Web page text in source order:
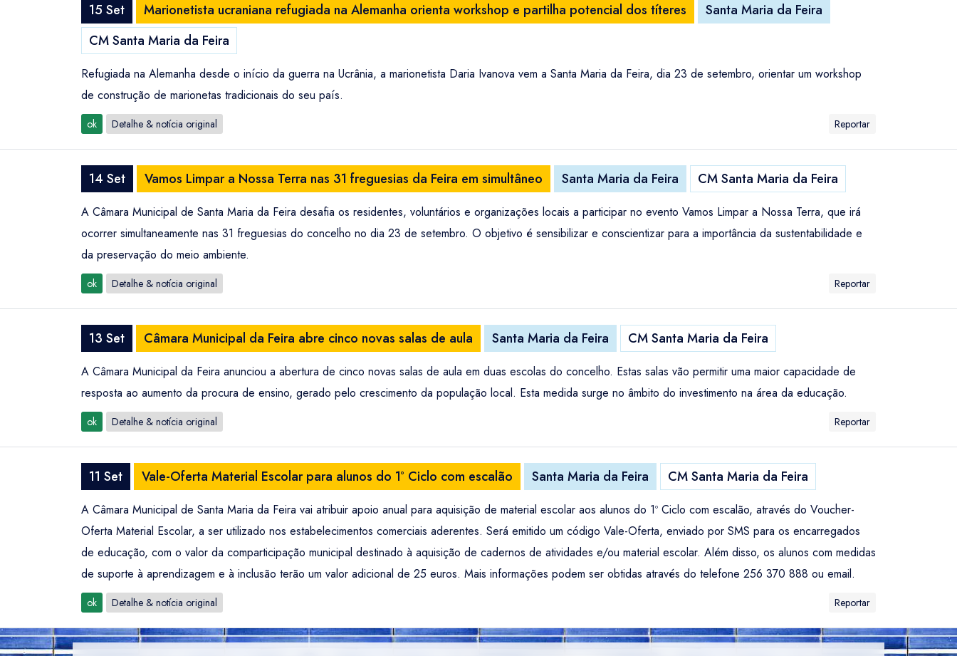
15 Set Marionetista ucraniana refugiada na Alemanha orienta workshop e partilha potencial dos títeres
Santa Maria da Feira
CM Santa Maria da Feira
Refugiada na Alemanha desde o início da guerra na Ucrânia, a marionetista Daria Ivanova vem a Santa Maria da Feira, dia 23 de setembro, orientar um workshop
de construção de marionetas tradicionais do seu país.
ok Detalhe & notícia original Reportar
14 Set Vamos Limpar a Nossa Terra nas 31 freguesias da Feira em simultâneo Santa Maria da Feira CM Santa Maria da Feira
A Câmara Municipal de Santa Maria da Feira desafia os residentes, voluntários e organizações locais a participar no evento Vamos Limpar a Nossa Terra, que irá
ocorrer simultaneamente nas 31 freguesias do concelho no dia 23 de setembro. O objetivo é sensibilizar e conscientizar para a importância da sustentabilidade e
da preservação do meio ambiente.
ok Detalhe & notícia original Reportar
13 Set Câmara Municipal da Feira abre cinco novas salas de aula Santa Maria da Feira CM Santa Maria da Feira
A Câmara Municipal da Feira anunciou a abertura de cinco novas salas de aula em duas escolas do concelho. Estas salas vão permitir uma maior capacidade de
resposta ao aumento da procura de ensino, gerado pelo crescimento da população local. Esta medida surge no âmbito do investimento na área da educação.
ok Detalhe & notícia original Reportar
11 Set Vale-Oferta Material Escolar para alunos do 1º Ciclo com escalão Santa Maria da Feira CM Santa Maria da Feira
A Câmara Municipal de Santa Maria da Feira vai atribuir apoio anual para aquisição de material escolar aos alunos do 1º Ciclo com escalão, através do Voucher-
Oferta Material Escolar, a ser utilizado nos estabelecimentos comerciais aderentes. Será emitido um código Vale-Oferta, enviado por SMS para os encarregados
de educação, com o valor da comparticipação municipal destinado à aquisição de cadernos de atividades e/ou material escolar. Além disso, os alunos com medidas
de suporte à aprendizagem e à inclusão terão um valor adicional de 25 euros. Mais informações podem ser obtidas através do telefone 256 370 888 ou email.
ok Detalhe & notícia original Reportar